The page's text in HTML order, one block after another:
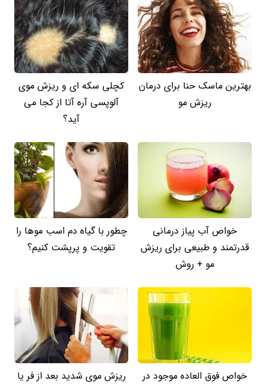
بهترین ماسک حنا برای درمان
ریزش مو
کچلی سکه ای و ریزش موی
آلوپسی آره آتا از کجا می
آید؟
خواص آب پیاز درمانی
قدرتمند و طبیعی برای ریزش
مو + روش
چطور با گیاه دم اسب موها را
تقویت و پرپشت کنیم؟
خواص فوق العاده موجود در
ریزش موی شدید بعد از فر یا